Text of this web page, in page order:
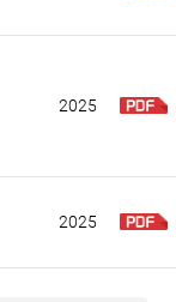
2025
2025